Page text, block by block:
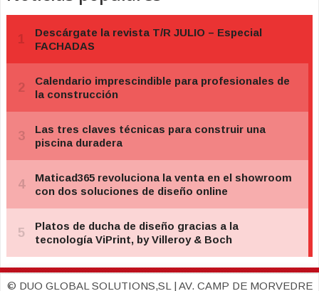
© DUO GLOBAL SOLUTIONS,SL | AV. CAMP DE MORVEDRE